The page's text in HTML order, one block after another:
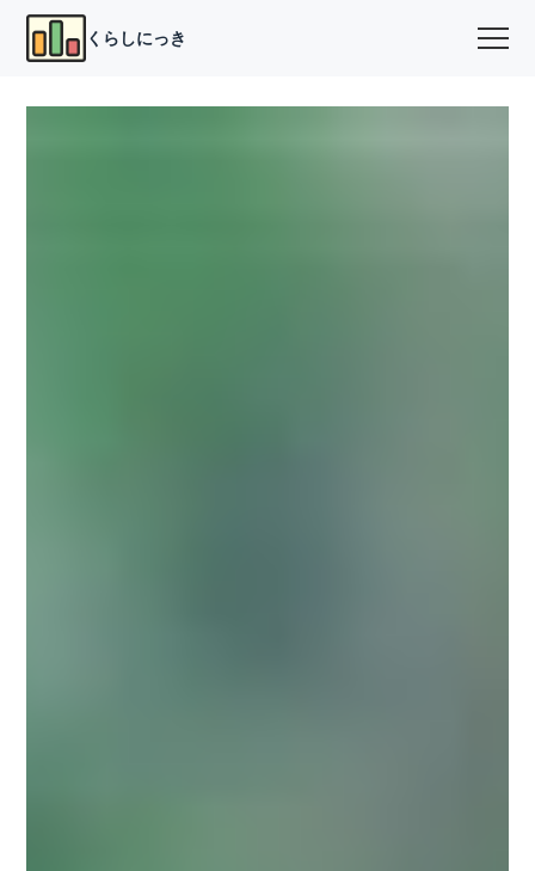
くらしにっき